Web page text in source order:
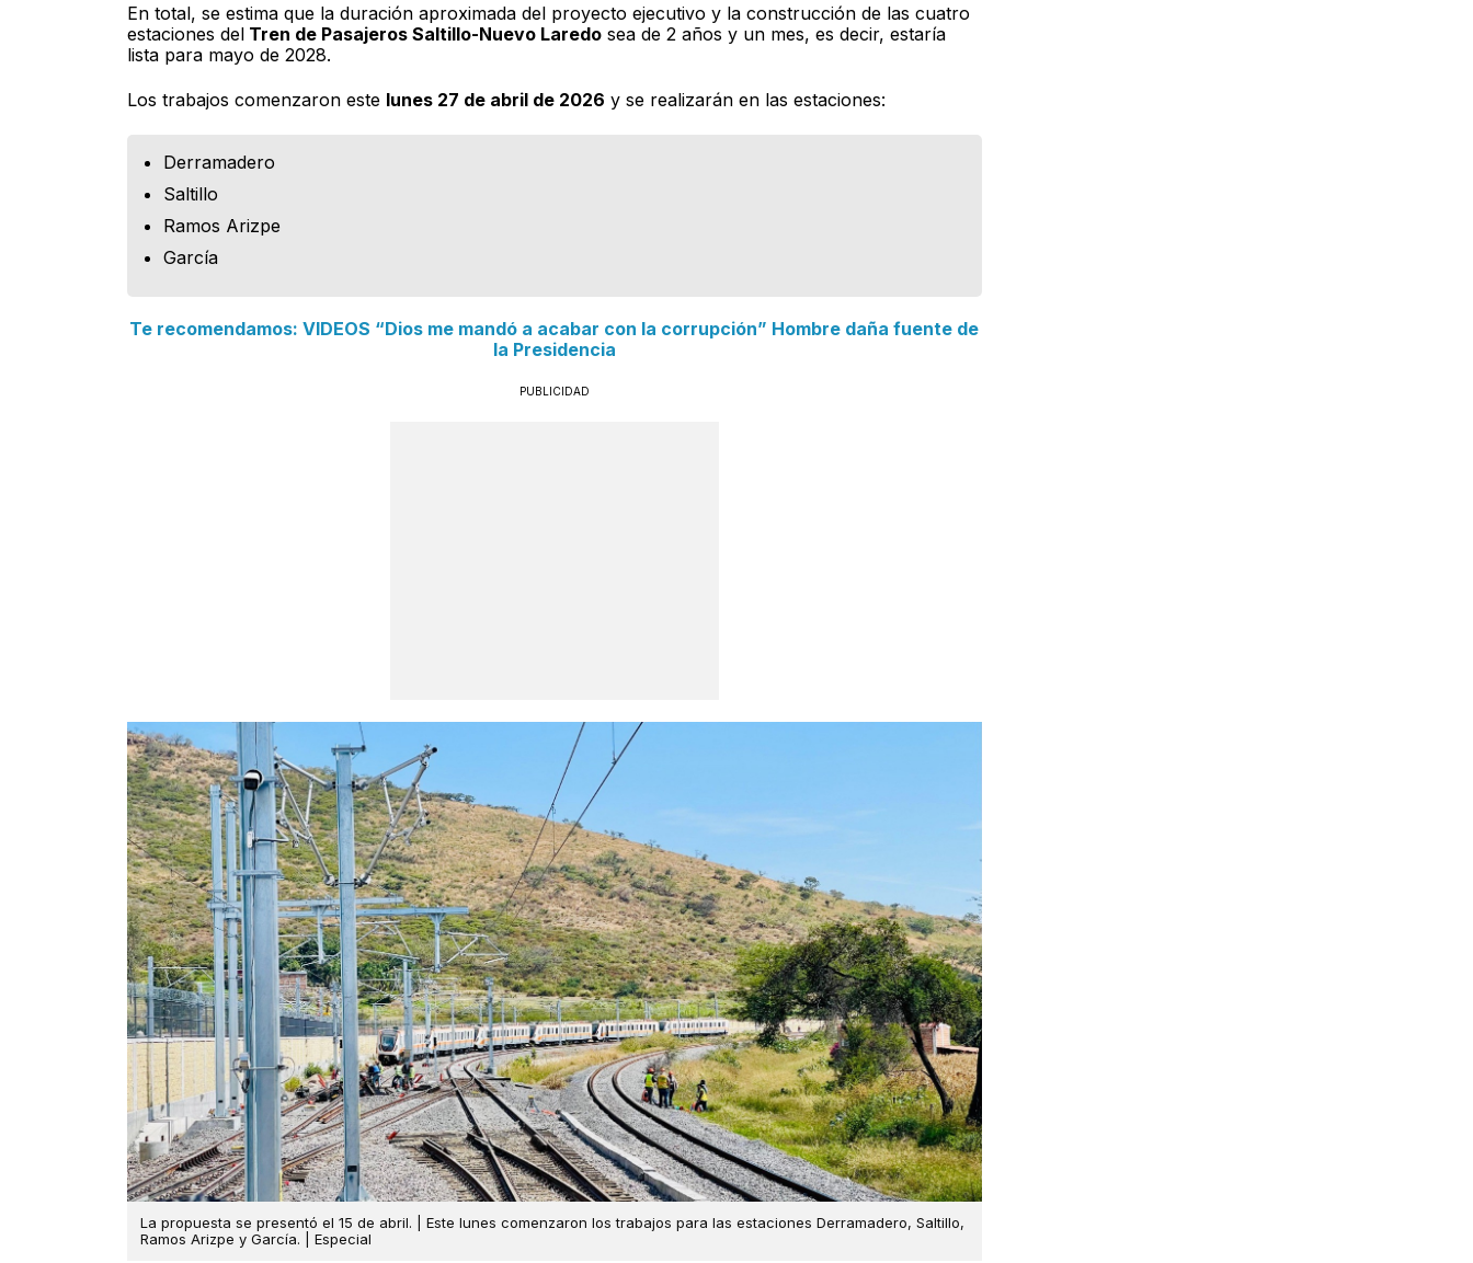
En total, se estima que la duración aproximada del proyecto ejecutivo y la construcción de las cuatro
estaciones delTren de Pasajeros Saltillo-Nuevo Laredosea de 2 años y un mes, es decir, estaría
lista para mayo de 2028.
Los trabajos comenzaron este lunes 27 de abril de 2026 y se realizarán en las estaciones:
Derramadero
Saltillo
Ramos Arizpe
García
Te recomendamos: VIDEOS “Dios me mandó a acabar con la corrupción” Hombre daña fuente de
la Presidencia
PUBLICIDAD
La propuesta se presentó el 15 de abril. | Este lunes comenzaron los trabajos para las estaciones Derramadero, Saltillo,
Ramos Arizpe y García. | Especial